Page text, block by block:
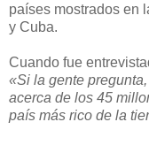
países mostrados en
y Cuba.
Cuando fue
«Si la gente
acerca de los 45
país más rico de la